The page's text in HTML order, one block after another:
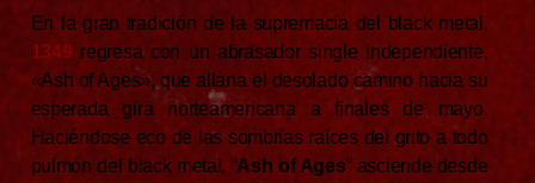
En la gran tradición de la supremacía del black metal,
1349 regresa con un abrasador single independiente,
«Ash of Ages», que allana el desolado camino hacia su
esperada gira norteamericana a finales de mayo.
Haciéndose eco de las sombrías raíces del grito a todo
pulmón del black metal, “Ash of Ages” asciende desde